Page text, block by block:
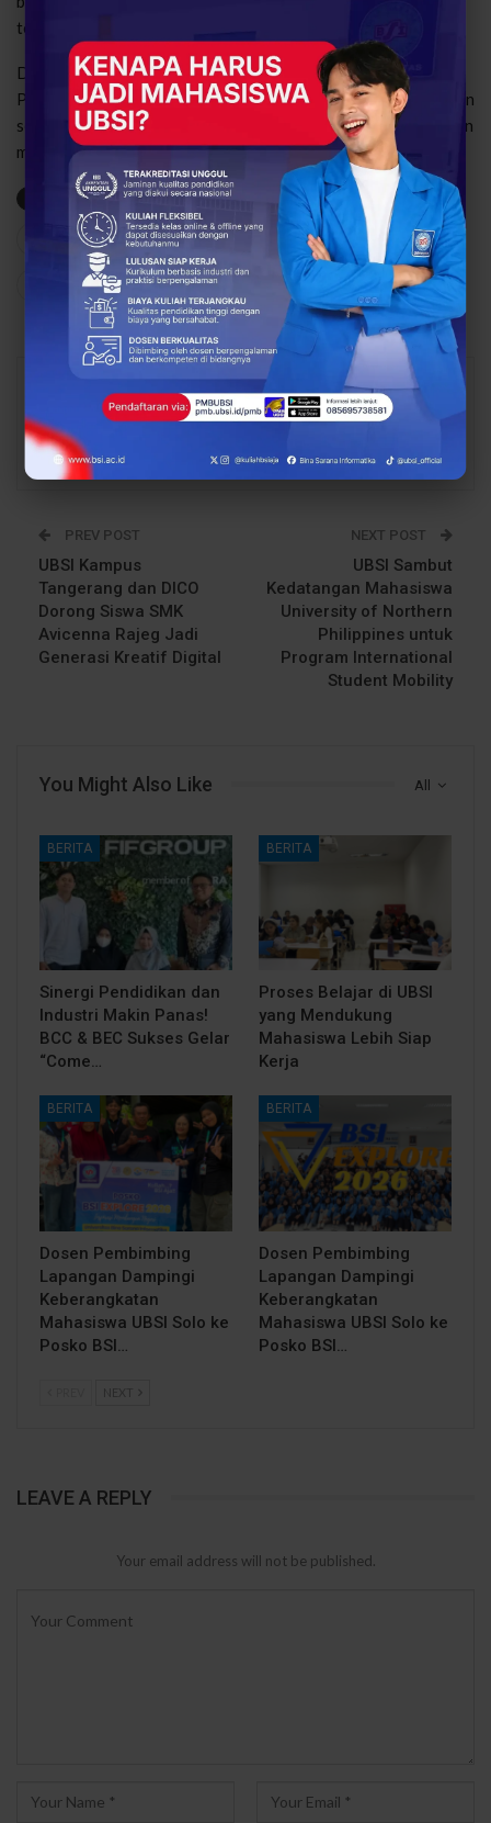
terhadap tantangan dunia digital.
Dengan semangat “Dari Mahasiswa Jadi Inspirasi”, kisah para
Penerima BJU 2024 menjadi pengingat bahwa pendidikan bukan
sekadar menuntut ilmu, tetapi perjalanan membangun mimpi dan
mengubah kehidupan.(Dina Olivia)
Indonesia Cerdas Fest 2025 UBSI Kampus Kaliabang
Share Facebook Twitter Google+
Abdul Latif 16143 Posts 1 Comments
PREV POST
UBSI Kampus
Tangerang dan DICO
Dorong Siswa SMK
Avicenna Rajeg Jadi
Generasi Kreatif Digital
NEXT POST
UBSI Sambut
Kedatangan Mahasiswa
University of Northern
Philippines untuk
Program International
Student Mobility
All
You Might Also Like
BERITA
Sinergi Pendidikan dan
Industri Makin Panas!
BCC & BEC Sukses Gelar
“Come…
BERITA
Proses Belajar di UBSI
yang Mendukung
Mahasiswa Lebih Siap
Kerja
BERITA
Dosen Pembimbing
Lapangan Dampingi
Keberangkatan
Mahasiswa UBSI Solo ke
Posko BSI…
BERITA
Dosen Pembimbing
Lapangan Dampingi
Keberangkatan
Mahasiswa UBSI Solo ke
Posko BSI…
NEXT
LEAVE A REPLY
Your email address will not be published.